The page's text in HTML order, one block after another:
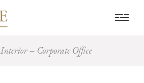
Interior Corporate Office